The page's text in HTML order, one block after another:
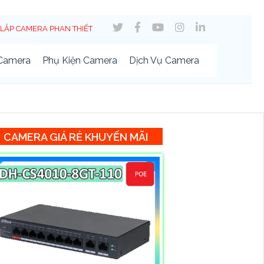
LẮP CAMERA PHAN THIẾT
Phụ Kiện Camera Dịch Vụ Camera
CAMERA GIÁ RẺ KHUYẾN MÃI